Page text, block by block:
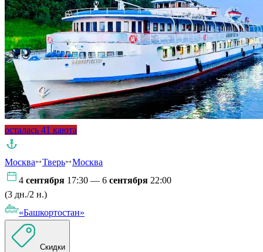
осталась 41 каюта
Москва Тверь
Москва
4 сентября 17:30 — 6 сентября 22:00
(3 дн./2 н.)
«Башкортостан»
Скидки